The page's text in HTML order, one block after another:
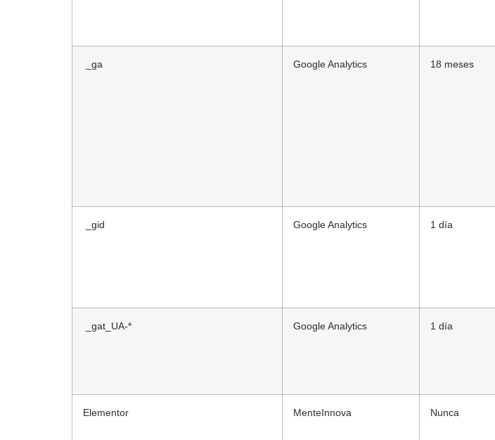
_ga Google Analytics 18 meses
_gid Google Analytics 1 día
_gat_UA-* Google Analytics 1 día
Elementor MenteInnova Nunca